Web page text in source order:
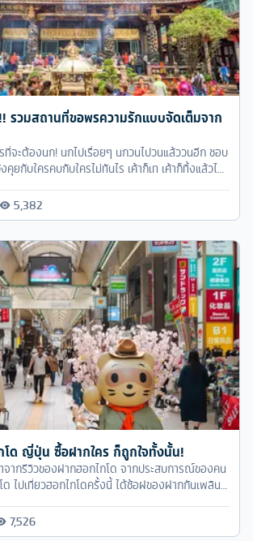
รวมสถานที่ขอพรความรักแบบจัดเต็มจาก
ที่จะต้องนก! นกไปเรื่อยๆ นกวนไปวนแล้ววนอีก ชอบ
คุยกับใครคบกับใครไม่ทันไร เค้าก็เท เค้าก็ทิ้งแล้วไป
โดยมีจุดมุ่งหมายหลักคือไปขอพรด้านความรักกับ
มโลกกันเลยทีเดียว อย่ารอช้าไปกันเลยค่า
5,382
โด ญี่ปุ่น ซื้อฝากใคร ก็ถูกใจทั้งนั้น!
ากรีวิวของฝากฮอกไกโด จากประสบการณ์ของคน
ด ไปเที่ยวฮอกไกโดครั้งนี้ ได้ช้อฝของฝากกันเพลิน
7,526